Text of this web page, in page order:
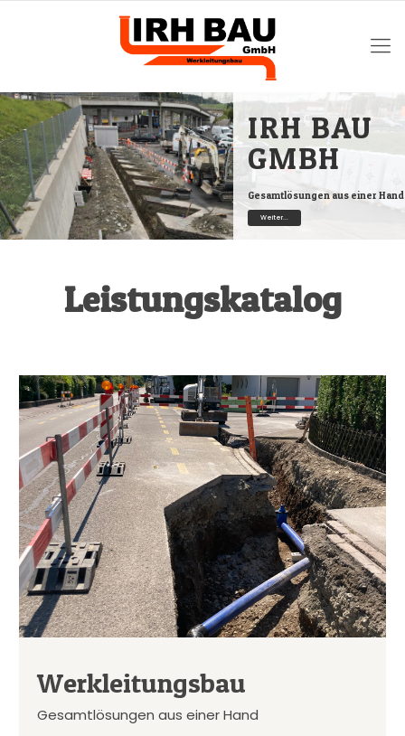
IRH BAU
GMBH
Gesamtlösungen aus einer
Weiter...
Leistungskatalog
Werkleitungsbau
Gesamtlösungen aus einer Hand